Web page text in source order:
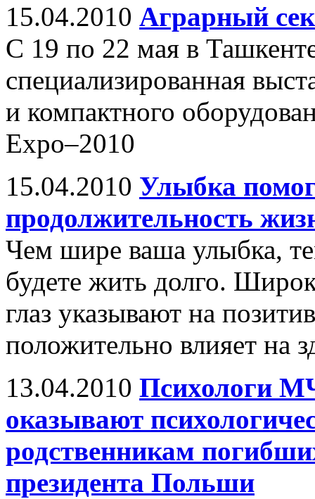
15.04.2010 Аграрный
С 19 по 22 мая в
специализированная
и компактного
Expo–2010
15.04.2010 Улыбка
продолжительность
Чем шире ваша улыбка,
будете жить долго.
глаз указывают на
положительно влияет на
13.04.2010 Психологи
оказывают
родственникам
президента Польши